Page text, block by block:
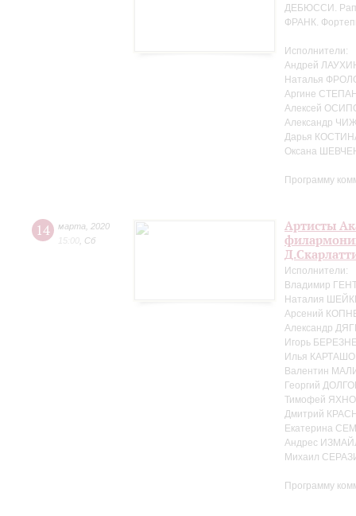
ДЕБЮССИ.
ФРАНК.
Исполнители:
Андрей
Наталья
Аргине
Алексей
Александр
Дарья
Оксана
Программу
14 марта
2020
15:00 Сб
Артисты
Исполнители:
Владимир
Наталия
Арсений
Александр
Игорь
Илья
Валентин
Георгий
Тимофей
Дмитрий
Екатерина
Андрес
Михаил
Программу